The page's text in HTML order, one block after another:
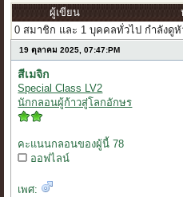
ผู้เขียน
0 สมาชิก และ 1 บุคคลทั่วไป กำลังดู
19 ตุลาคม 2025, 07:47:PM
สีเมจิก
Special Class LV2
นักกลอนผู้ก้าวสู่โลกอักษร
คะแนนกลอนของผู้นี้ 78
ออฟไลน์
เพศ: